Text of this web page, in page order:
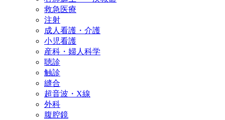
救急医療
注射
成人看護・介護
小児看護
産科・婦人科学
聴診
触診
縫合
超音波・X線
外科
腹腔鏡